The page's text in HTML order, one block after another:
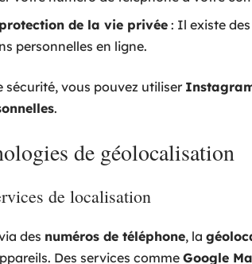
de la vie privée : Il existe
personnelles en ligne.
sécurité, vous pouvez utiliser
.
de géolocalisation
de localisation
des numéros de téléphone, la
Des services comme Google